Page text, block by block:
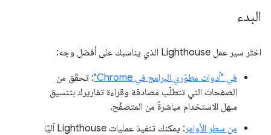
البدء
اختَر سير عمل Lighthouse الذي يناسبك على أفضل وجه:
في "أدوات مطوّري البرامج في Chrome"
: تحقّق من
الصفحات التي تتطلّب مصادقة وقراءة تقاريرك بتنسيق
سهل الاستخدام مباشرةً من المتصفّح.
من سطر الأوامر
: يمكنك تنفيذ عمليات Lighthouse آليًا